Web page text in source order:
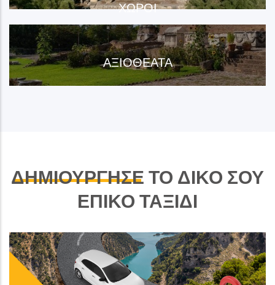
ΧΏΡΟΙ
ΑΞΙΟΘΈΑΤΑ
ΔΗΜΙΟΥΡΓΗΣΕΤΟ ΔΙΚΟ ΣΟΥ
ΕΠΙΚΟ ΤΑΞΙΔΙ